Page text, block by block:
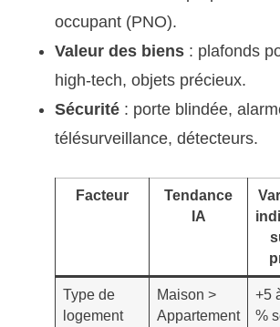
occupant (PNO).
Valeur des biens : plafonds
high-tech, objets précieux.
Sécurité : porte blindée,
télésurveillance, détecteurs.
Facteur
Tendance
IA
Type de
logement
Maison >
Appartement
+5
%